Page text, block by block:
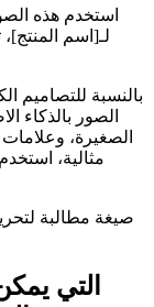
استخدم هذه
لـ[اسم
بالنسبة للتصاميم
الصور بالذكاء
الصغيرة،
مثالية،